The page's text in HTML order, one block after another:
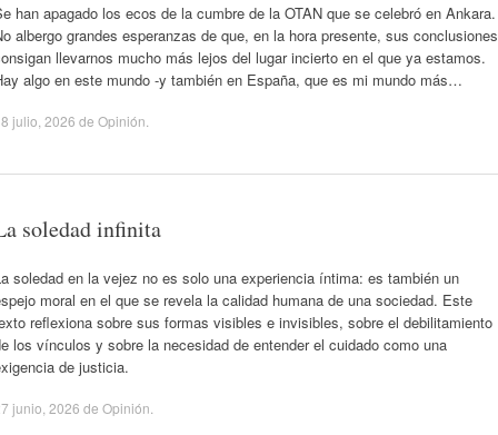
han apagado los ecos de la cumbre de la OTAN que se celebró en Ankara.
albergo grandes esperanzas de que, en la hora presente, sus conclusiones
llevarnos mucho más lejos del lugar incierto en el que ya estamos.
algo en este mundo -y también en España, que es mi mundo más…
julio, 2026 de Opinión
soledad infinita
soledad en la vejez no es solo una experiencia íntima: es también un
moral en el que se revela la calidad humana de una sociedad. Este
reflexiona sobre sus formas visibles e invisibles, sobre el debilitamiento
los vínculos y sobre la necesidad de entender el cuidado como una
de justicia.
junio, 2026 de Opinión